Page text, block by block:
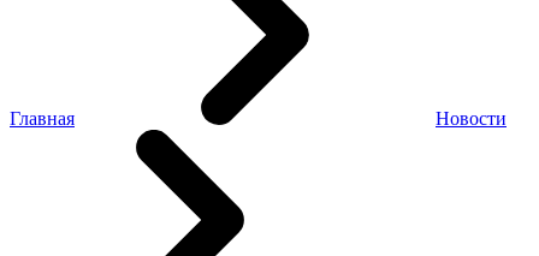
Главная Новости